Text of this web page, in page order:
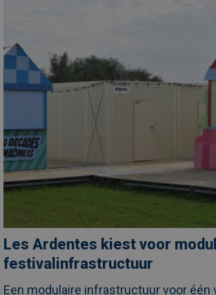
Les Ardentes kiest voor
festivalinfrastructuur
Een modulaire infrastructuur voor één
festivalinfrastructuur